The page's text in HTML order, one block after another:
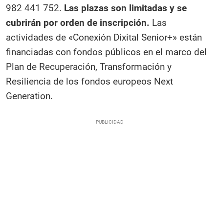
982 441 752. Las plazas son limitadas y se
cubrirán por orden de inscripción. Las
actividades de «Conexión Dixital Senior+» están
financiadas con fondos públicos en el marco del
Plan de Recuperación, Transformación y
Resiliencia de los fondos europeos Next
Generation.